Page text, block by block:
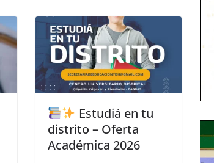
Estudiá en tu
distrito – Oferta
Académica 2026